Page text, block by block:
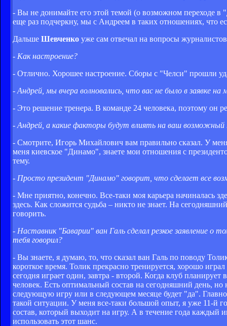
- Вы не донимайте его этой темой (о возможном переходе
еще раз подчеркну, мы с Андреем в таких отношениях, что
Дальше Шевченко уже сам отвечал на вопросы
- Как настроение?
- Отлично. Хорошее настроение. Сборы с "Челси" прошли
- Андрей, мы вчера волновались, что вас не было в заявке
- Это решение тренера. В команде 24 человека, поэтому он
- Андрей, а какие факторы будут влиять на ваш возможный
- Смотрите, Игорь Михайлович вам правильно сказал. У
меня киевское "Динамо", знаете мои отношения с
тему.
- Просто президент "Динамо" говорит, что сделает все
- Мне приятно, конечно. Все-таки моя карьера начиналась
здесь. Как сложится судьба – никто не знает. На
говорить.
- Наставник "Баварии" ван Галь сделал резкое заявление
тебя говорил?
- Вы знаете, я думаю, то, что сказал ван Галь по поводу
короткое время. Толик прекрасно тренируется, хорошо
сегодня играет один, завтра - второй. Когда клуб
человек. Есть оптимальный состав на сегодняшний день,
следующую игру или в следующем месяце будет "да".
такой ситуации. У меня все-таки большой опыт, я уже 11-й
состав, который выходит на игру. А в течение года каждый
использовать этот шанс.